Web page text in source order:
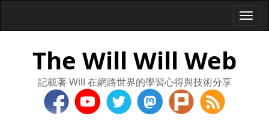
The Will Will Web
記載著 Will 在網路世界的學習心得與技術分享